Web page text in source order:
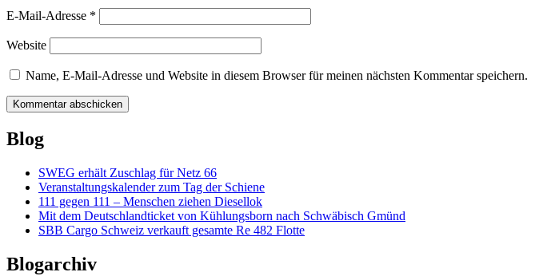
E-Mail-Adresse *
Website
Name, E-Mail-Adresse und Website in diesem Browser für meinen nächsten Kommentar speichern.
Blog
SWEG erhält Zuschlag für Netz 66
Veranstaltungskalender zum Tag der Schiene
111 gegen 111 – Menschen ziehen Diesellok
Mit dem Deutschlandticket von Kühlungsborn nach Schwäbisch Gmünd
SBB Cargo Schweiz verkauft gesamte Re 482 Flotte
Blogarchiv